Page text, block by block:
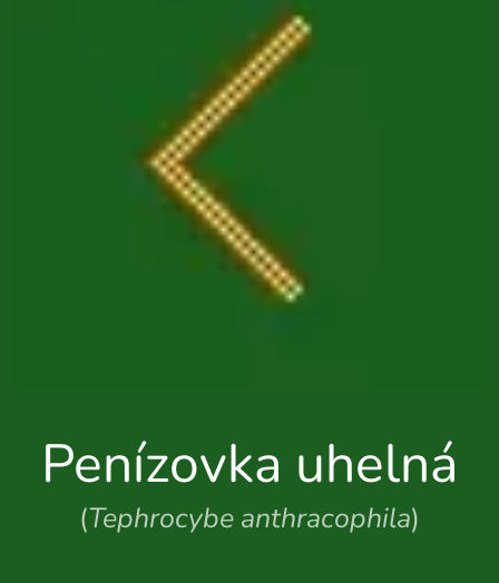
Penízovka uhelná
(Tephrocybe anthracophila)